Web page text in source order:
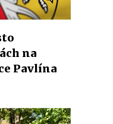
na
Pavlína